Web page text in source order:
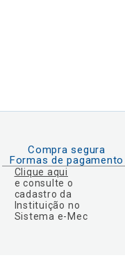
Compra segura
Formas de pagamento
Clique aqui
e consulte o
cadastro da
Instituição no
Sistema e-Mec